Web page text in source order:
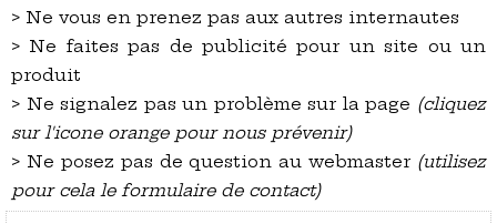
> Ne vous en prenez pas aux autres internautes
> Ne faites pas de publicité pour un site ou un
produit
> Ne signalez pas un problème sur la page (cliquez
sur l'icone orange pour nous prévenir)
> Ne posez pas de question au webmaster (utilisez
pour cela le formulaire de contact)